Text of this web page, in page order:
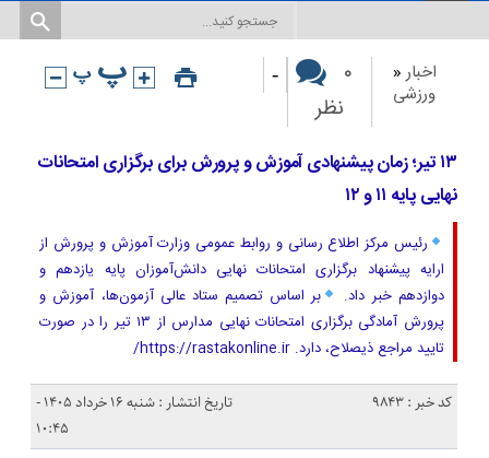
اخبار«
ورزشی
۰
نظر
-
۱۳ تیر؛ زمان پیشنهادی آموزش و پرورش برای برگزاری امتحانات
نهایی پایه ۱۱ و ۱۲
رئیس مرکز اطلاع رسانی و روابط عمومی وزارت آموزش و پرورش از
ارایه پیشنهاد برگزاری امتحانات نهایی دانش‌آموزان پایه یازدهم و
دوازدهم خبر داد.
بر اساس تصمیم ستاد عالی آزمون‌ها، آموزش و
پرورش آمادگی برگزاری امتحانات نهایی مدارس از ۱۳ تیر را در صورت
تایید مراجع ذیصلاح، دارد. https://rastakonline.ir/
کد خبر : 9843
تاریخ انتشار : شنبه ۱۶ خرداد ۱۴۰۵ -
۱۰:۴۵